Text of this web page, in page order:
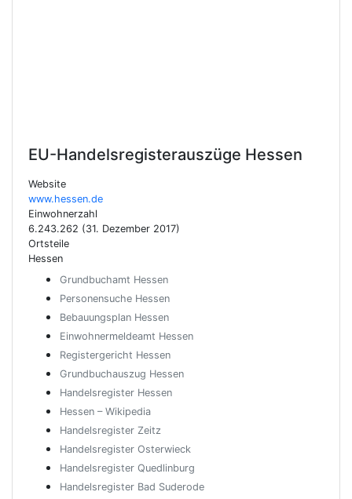
EU-Handelsregisterauszüge Hessen
Website
www.hessen.de
Einwohnerzahl
6.243.262 (31. Dezember 2017)
Ortsteile
Hessen
Grundbuchamt Hessen
Personensuche Hessen
Bebauungsplan Hessen
Einwohnermeldeamt Hessen
Registergericht Hessen
Grundbuchauszug Hessen
Handelsregister Hessen
Hessen – Wikipedia
Handelsregister Zeitz
Handelsregister Osterwieck
Handelsregister Quedlinburg
Handelsregister Bad Suderode